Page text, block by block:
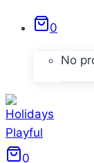
0
No
0